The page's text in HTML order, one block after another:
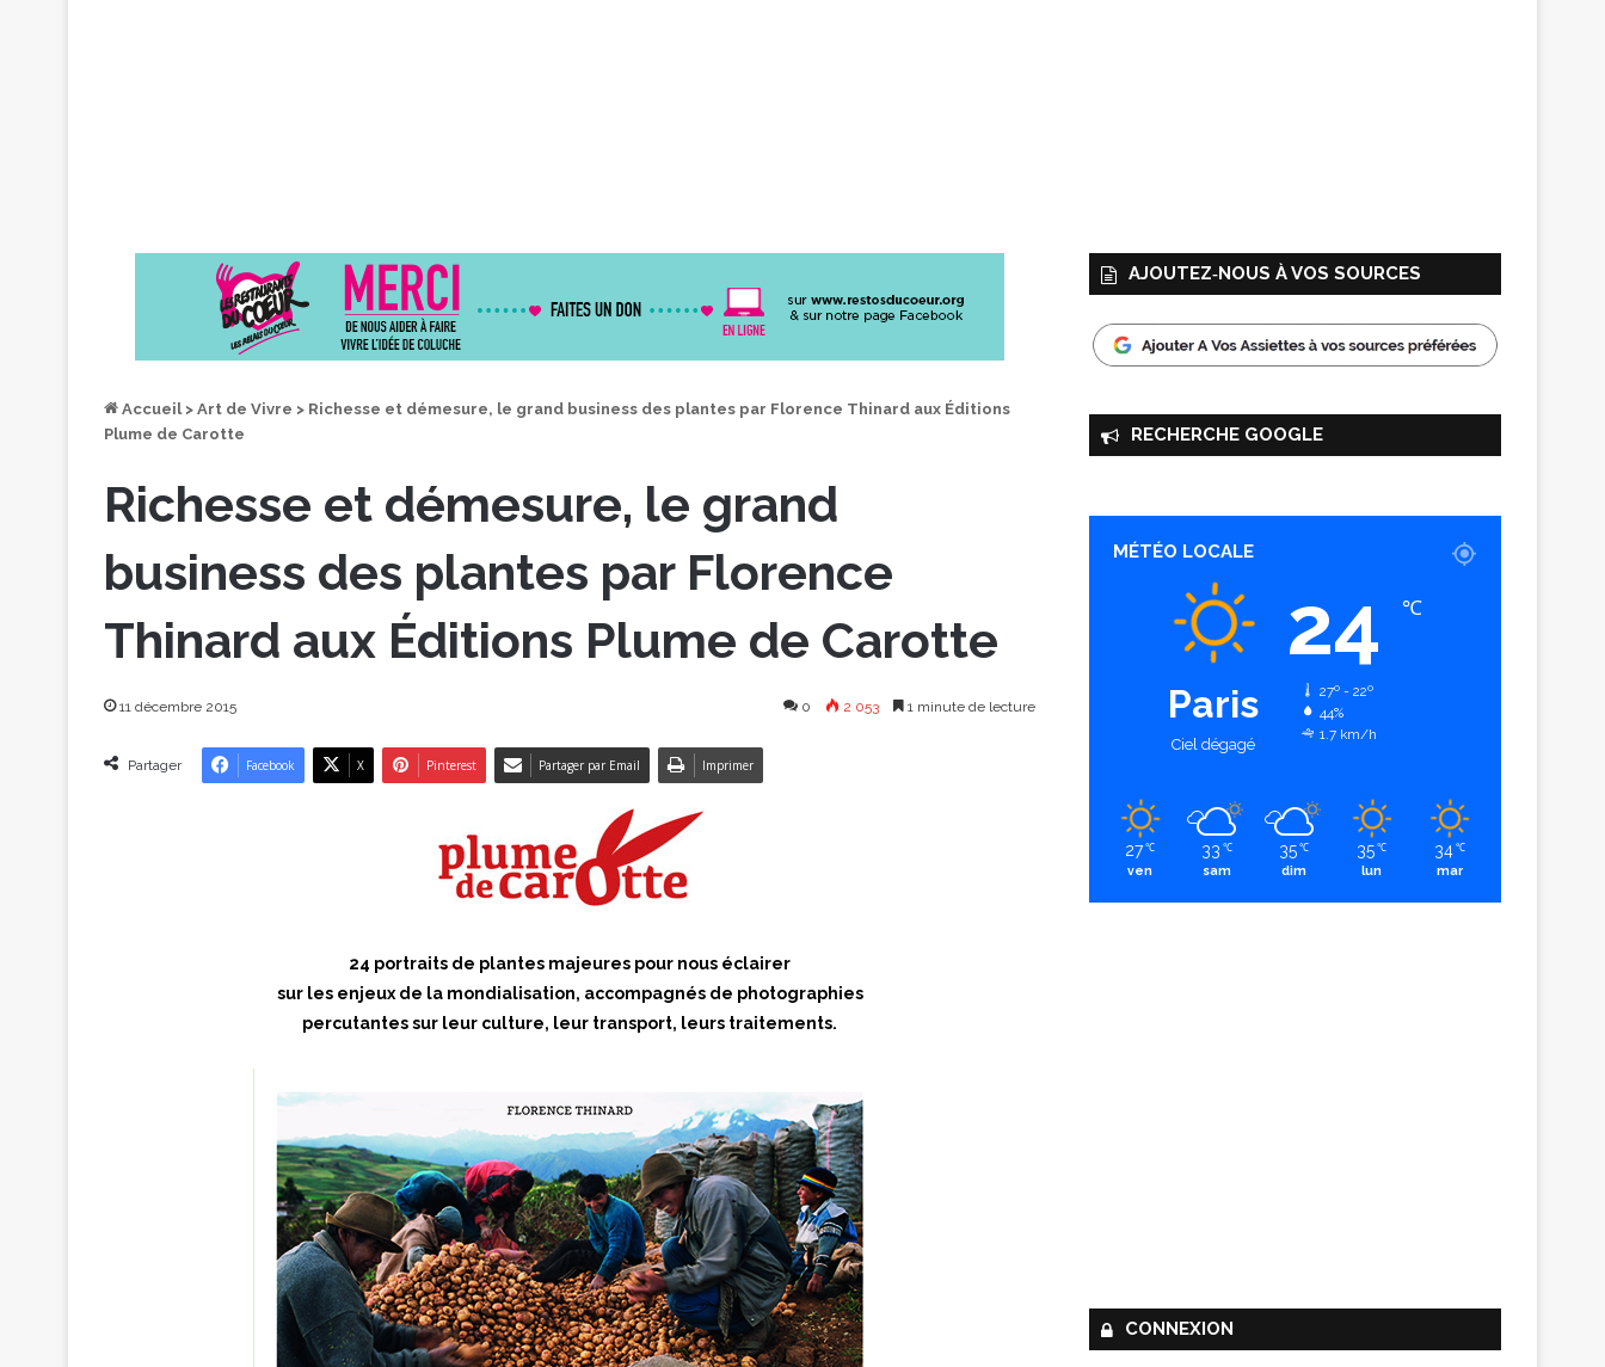
Accueil > Art de Vivre > Richesse et démesure, le grand business des plantes par Florence Thinard aux Éditions
Plume de Carotte
Richesse et démesure, le grand
business des plantes par Florence
Thinard aux Éditions Plume de Carotte
11 décembre 2015 0 2 053 1 minute de lecture
Partager Facebook X Pinterest Partager par Email Imprimer
24 portraits de plantes majeures pour nous éclairer
sur les enjeux de la mondialisation, accompagnés de photographies
percutantes sur leur culture, leur transport, leurs traitements.
AJOUTEZ‑NOUS À VOS SOURCES
RECHERCHE GOOGLE
MÉTÉO LOCALE
Paris
Ciel dégagé
24 ℃
27º - 22º
44%
1.7 km/h
27 ℃
ven
33 ℃
sam
35 ℃
dim
35 ℃
lun
34 ℃
mar
CONNEXION